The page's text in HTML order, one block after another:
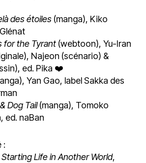
des étoiles (manga), Kiko
for the Tyrant (webtoon), Yu-Iran
Najeon (scénario) &
ed. Pika ❤️
Yan Gao, label Sakka des
Dog Tail(manga), Tomoko
ed. naBan
:
Starting Life in Another World,